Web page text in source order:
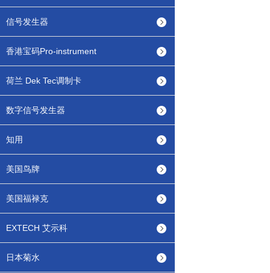
信号发生器
香港宝码Pro-instrument
荷兰 Dek Tec调制卡
数字信号发生器
知用
美国鸟牌
美国福禄克
EXTECH 艾示科
日本菊水